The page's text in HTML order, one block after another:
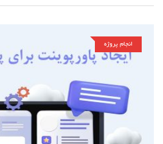
انجام پروژه